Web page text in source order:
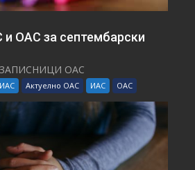
и ОАС за септембарски
ОАС
Актуелно ОАС ИАС ОАС